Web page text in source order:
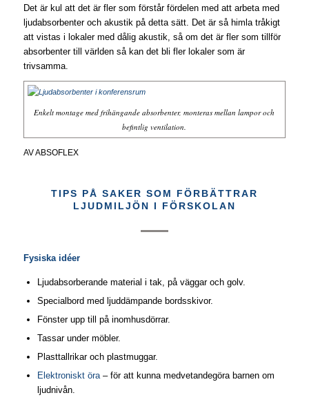
Det är kul att det är fler som förstår fördelen med att arbeta med
ljudabsorbenter och akustik på detta sätt. Det är så himla tråkigt
att vistas i lokaler med dålig akustik, så om det är fler som tillför
absorbenter till världen så kan det bli fler lokaler som är
trivsamma.
Enkelt montage med frihängande absorbenter, monteras mellan lampor och
befintlig ventilation.
AVABSOFLEX
TIPS PÅ SAKER SOM FÖRBÄTTRAR
LJUDMILJÖN I FÖRSKOLAN
Fysiska idéer
Ljudabsorberande material i tak, på väggar och golv.
Specialbord med ljuddämpande bordsskivor.
Fönster upp till på inomhusdörrar.
Tassar under möbler.
Plasttallrikar och plastmuggar.
Elektroniskt öra– för att kunna medvetandegöra barnen om
ljudnivån.